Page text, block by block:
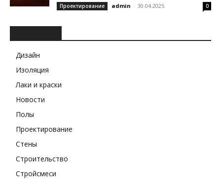
Проектирование admin - 30.04.2025 0
Дизайн
Изоляция
Лаки и краски
Новости
Полы
Проектирование
Стены
Строительство
Стройсмеси